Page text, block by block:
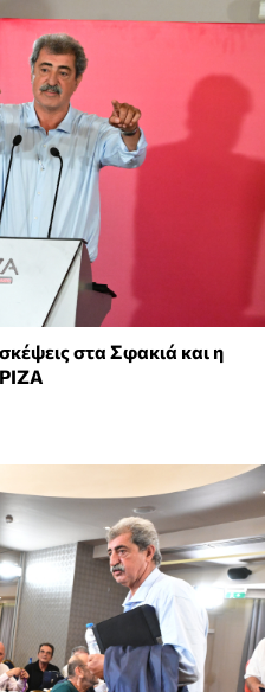
στα Σφακιά και η